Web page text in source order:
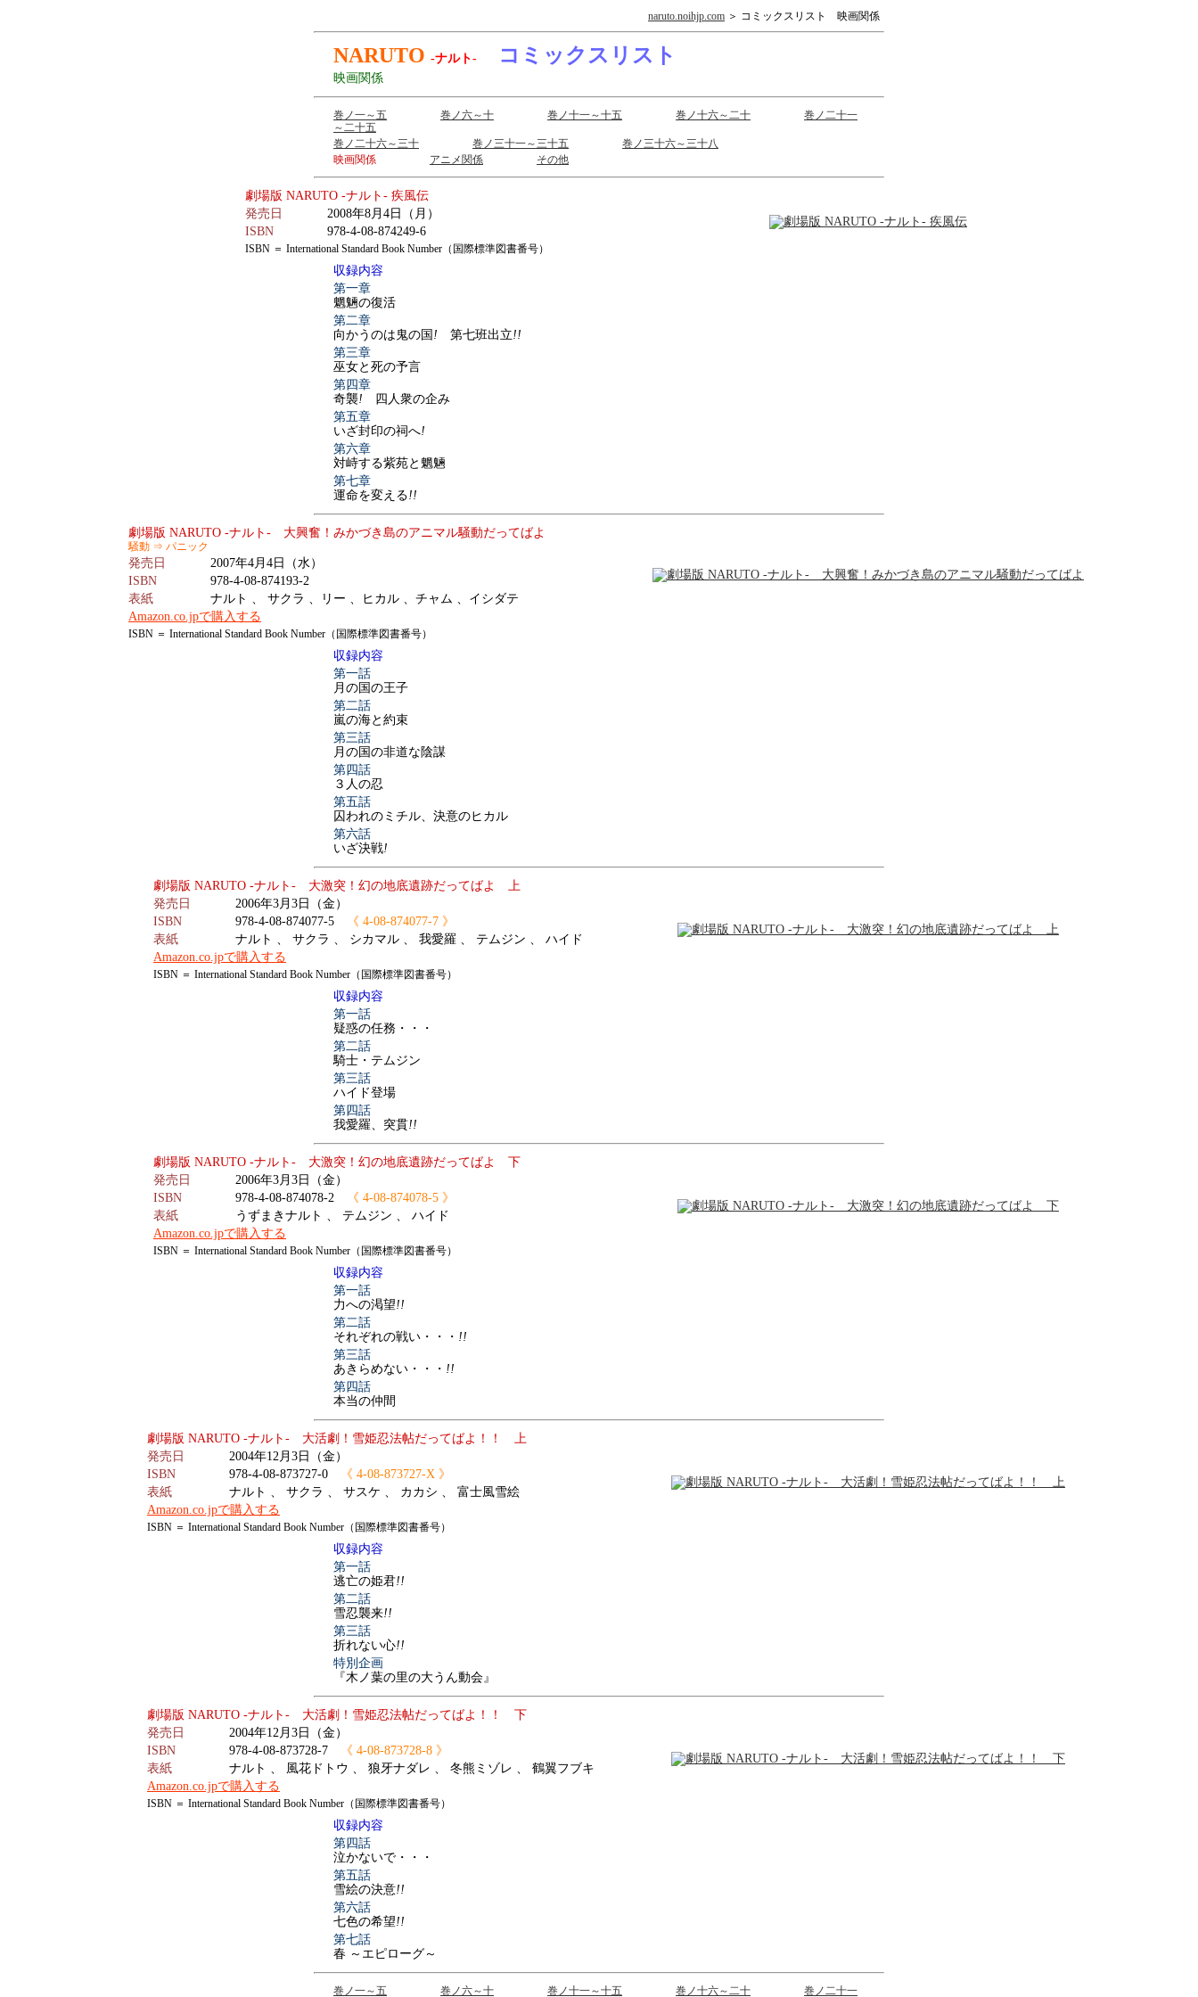
naruto.noihjp.com ＞ コミックスリスト 映画関係
NARUTO -ナルト- コミックスリスト
映画関係
巻ノ一～五 巻ノ六～十 巻ノ十一～十五 巻ノ十六～二十
巻ノ二十一
～二十五
巻ノ二十六～三十
巻ノ三十一～三十五
巻ノ三十六～三十八
映画関係
アニメ関係 その他
劇場版 NARUTO -ナルト- 疾風伝
発売日
2008年8月4日（月）
ISBN
978-4-08-874249-6
ISBN ＝ International Standard Book Number（国際標準図書番号）
収録内容
第一章
魍魎の復活
第二章
向かうのは鬼の国 ! 第七班出立!!
第三章
巫女と死の予言
第四章
奇襲! 四人衆の企み
第五章
いざ封印の祠へ!
第六章
対峙する紫苑と魍魎
第七章
運命を変える!!
劇場版 NARUTO -ナルト- 大興奮！みかづき島のアニマル騒動だってばよ
騒動 ⇒ パニック
発売日
2007年4月4日（水）
ISBN
978-4-08-874193-2
表紙
ナルト 、 サクラ 、リー 、ヒカル 、チャム 、イシダテ
Amazon.co.jpで購入する
ISBN ＝ International Standard Book Number（国際標準図書番号）
収録内容
第一話
月の国の王子
第二話
嵐の海と約束
第三話
月の国の非道な陰謀
第四話
３人の忍
第五話
囚われのミチル、決意のヒカル
第六話
いざ決戦!
劇場版 NARUTO -ナルト- 大激突！幻の地底遺跡だってばよ 上
発売日
2006年3月3日（金）
ISBN
978-4-08-874077-5
《 4-08-874077-7 》
表紙
ナルト 、 サクラ 、 シカマル 、 我愛羅 、 テムジン 、 ハイド
Amazon.co.jpで購入する
ISBN ＝ International Standard Book Number（国際標準図書番号）
収録内容
第一話
疑惑の任務・・・
第二話
騎士・テムジン
第三話
ハイド登場
第四話
我愛羅、突貫!!
劇場版 NARUTO -ナルト- 大激突！幻の地底遺跡だってばよ 下
発売日
2006年3月3日（金）
ISBN
978-4-08-874078-2
《 4-08-874078-5 》
表紙
うずまきナルト 、 テムジン 、 ハイド
Amazon.co.jpで購入する
ISBN ＝ International Standard Book Number（国際標準図書番号）
収録内容
第一話
力への渇望!!
第二話
それぞれの戦い・・・ !!
第三話
あきらめない・・・ !!
第四話
本当の仲間
劇場版 NARUTO -ナルト- 大活劇！雪姫忍法帖だってばよ！！ 上
発売日
2004年12月3日（金）
ISBN
978-4-08-873727-0
《 4-08-873727-X 》
表紙
ナルト 、 サクラ 、 サスケ 、 カカシ 、 富士風雪絵
Amazon.co.jpで購入する
ISBN ＝ International Standard Book Number（国際標準図書番号）
収録内容
第一話
逃亡の姫君!!
第二話
雪忍襲来!!
第三話
折れない心!!
特別企画
『木ノ葉の里の大うん動会』
劇場版 NARUTO -ナルト- 大活劇！雪姫忍法帖だってばよ！！ 下
発売日
2004年12月3日（金）
ISBN
978-4-08-873728-7
《 4-08-873728-8 》
表紙
ナルト 、 風花ドトウ 、 狼牙ナダレ 、 冬熊ミゾレ 、 鶴翼フブキ
Amazon.co.jpで購入する
ISBN ＝ International Standard Book Number（国際標準図書番号）
収録内容
第四話
泣かないで・・・
第五話
雪絵の決意!!
第六話
七色の希望!!
第七話
春 ～エピローグ～
巻ノ一～五 巻ノ六～十 巻ノ十一～十五 巻ノ十六～二十 巻ノ二十一